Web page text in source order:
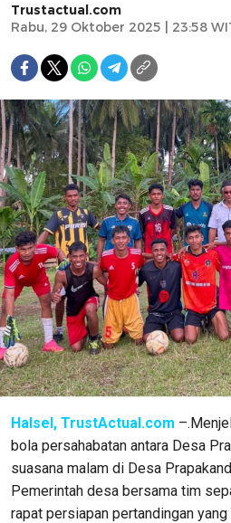
Trustactual.com
Rabu, 29 Oktober 2025 | 23:58
Halsel, TrustActual.com
bola persahabatan antara Desa
suasana malam di Desa
Pemerintah desa bersama tim
rapat persiapan pertandingan